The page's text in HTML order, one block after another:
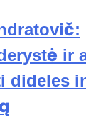
ir
dideles